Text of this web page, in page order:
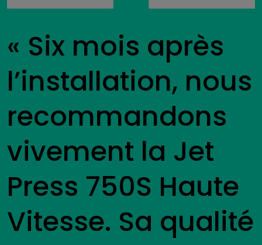
« Six mois après
l’installation, nous
recommandons
vivement la Jet
Press 750S Haute
Vitesse. Sa qualité